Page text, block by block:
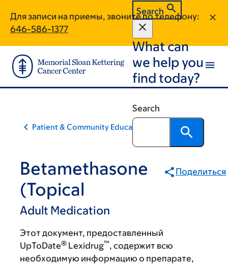
main
content
footer
Для записи на приемы, звоните по телефону:
646-586-1377
Search
What can
we help you
find today?
Search
Patient & Community Education
Betamethasone
(Topical
Adult Medication
Поделиться
Этот документ, предоставленный
UpToDate® Lexidrug™, содержит всю
необходимую информацию о препарате,